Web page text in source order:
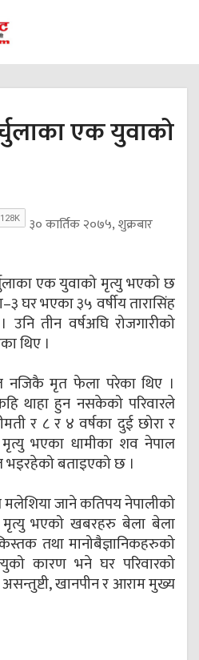
एक युवाको
३० कार्तिक २०७५, शुक्रबार
एक युवाको मृत्यु भएको छ
घर भएका ३५ वर्षीय तारासिंह
तीन वर्षअघि रोजगारीको
थिए ।
नजिकै मृत फेला परेका थिए ।
थाहा हुन नसकेको परिवारले
र ८ र ४ वर्षका दुई छोरा र
भएका धामीका शव नेपाल
बताइएको छ ।
मलेशिया जाने कतिपय नेपालीको
भएको खबरहरु बेला बेला
तथा मानोबैज्ञानिकहरुको
कारण भने घर परिवारको
खानपीन र आराम मुख्य